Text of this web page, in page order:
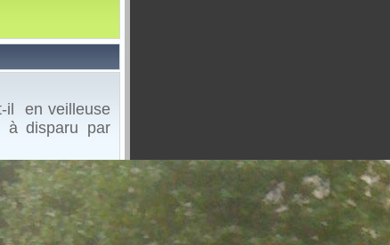
il en veilleuse
à disparu par